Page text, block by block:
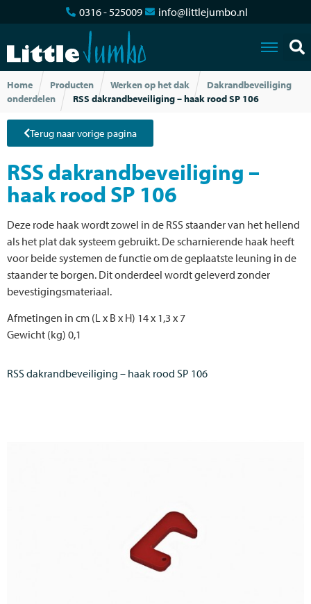
0316 - 525009 info@littlejumbo.nl
Home Producten Werken op het dak
Dakrandbeveiliging
onderdelen
RSS dakrandbeveiliging – haak rood SP 106
Terug naar vorige pagina
RSS dakrandbeveiliging –
haak rood SP 106
Deze rode haak wordt zowel in de RSS staander van het hellend
als het plat dak systeem gebruikt. De scharnierende haak heeft
voor beide systemen de functie om de geplaatste leuning in de
staander te borgen. Dit onderdeel wordt geleverd zonder
bevestigingsmateriaal.
Afmetingen in cm (L x B x H) 14 x 1,3 x 7
Gewicht (kg) 0,1
RSS dakrandbeveiliging – haak rood SP 106